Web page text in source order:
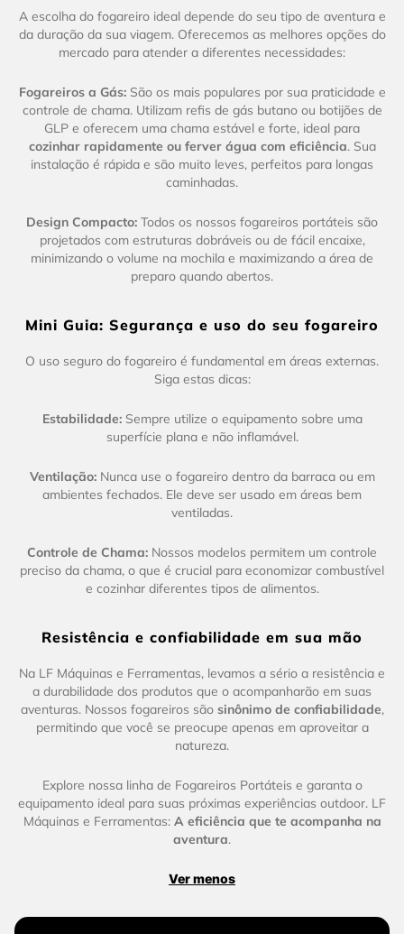
A escolha do fogareiro ideal depende do seu tipo de aventura e
da duração da sua viagem. Oferecemos as melhores opções do
mercado para atender a diferentes necessidades:
Fogareiros a Gás:São os mais populares por sua praticidade e
controle de chama. Utilizam refis de gás butano ou botijões de
GLP e oferecem uma chama estável e forte, ideal para
cozinhar rapidamente ou ferver água com eficiência. Sua
instalação é rápida e são muito leves, perfeitos para longas
caminhadas.
Design Compacto: Todos os nossos fogareiros portáteis são
projetados com estruturas dobráveis ou de fácil encaixe,
minimizando o volume na mochila e maximizando a área de
preparo quando abertos.
Mini Guia: Segurança e uso do seu fogareiro
O uso seguro do fogareiro é fundamental em áreas externas.
Siga estas dicas:
Estabilidade:Sempre utilize o equipamento sobre uma
superfície plana e não inflamável.
Ventilação:Nunca use o fogareiro dentro da barraca ou em
ambientes fechados. Ele deve ser usado em áreas bem
ventiladas.
Controle de Chama: Nossos modelos permitem um controle
preciso da chama, o que é crucial para economizar combustível
e cozinhar diferentes tipos de alimentos.
Resistência e confiabilidade em sua mão
Na LF Máquinas e Ferramentas, levamos a sério a resistência e
a durabilidade dos produtos que o acompanharão em suas
aventuras. Nossos fogareiros são sinônimo de confiabilidade,
permitindo que você se preocupe apenas em aproveitar a
natureza.
Explore nossa linha de Fogareiros Portáteis e garanta o
equipamento ideal para suas próximas experiências outdoor. LF
Máquinas e Ferramentas: A eficiência que te acompanha na
aventura.
Ver menos